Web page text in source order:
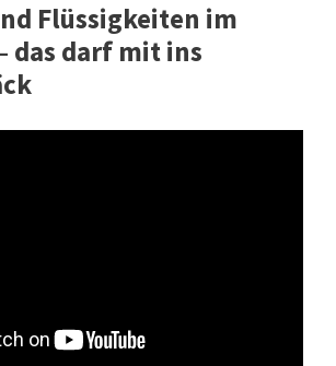
Flüssigkeiten im
das darf mit ins